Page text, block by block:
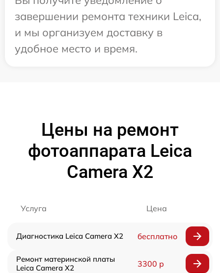
завершении ремонта техники Leica,
и мы организуем доставку в
удобное место и время.
Цены на ремонт
фотоаппарата Leica
Camera X2
Услуга Цена
Диагностика Leica Camera X2 бесплатно
Ремонт материнской платы
Leica Camera X2
3300 р